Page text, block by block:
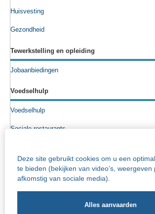
Deze site gebruikt cookies om u een
te bieden (bekijken van video’s, weergeven
afkomstig van sociale media).
Huisvesting
Gezondheid
Tewerkstelling en opleiding
Jobaanbiedingen
Voedselhulp
Voedselhulp
Sociale restaurants
Sociale kruidenier